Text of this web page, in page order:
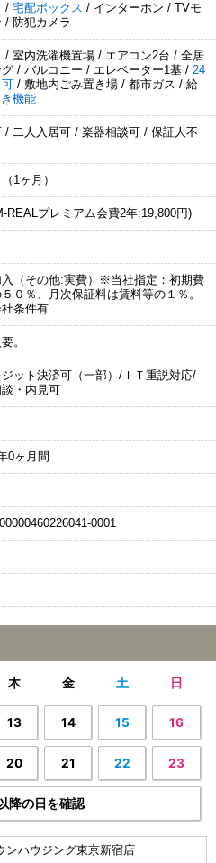
/ 宅配ボックス / インターホン / TVモ
/ 防犯カメラ
/ 室内洗濯機置場 / エアコン2台 / 全居
/ バルコニー / エレベーター1基 / 24
/ 敷地内ごみ置き場 / 都市ガス / 給
機能
/ 二人入居可 / 楽器相談可 / 保証人不
1ヶ月）
REALプレミアム会費2年:19,800円)
（その他:実費）※当社指定：初期費
０％、月次保証料は賃料等の１％。
条件有
。
ット決済可（一部）/ＩＴ重説対応/
・内見可
0ヶ月間
0001
木 金 土 日
13 14 15 16
20 21 22 23
降の日を確認
ンハウジング東京新宿店